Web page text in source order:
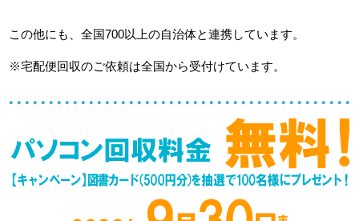
この他にも、全国700以上の自治体と連携しています。
※宅配便回収のご依頼は全国から受付けています。